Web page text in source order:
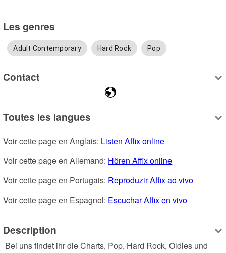
Les genres
Adult Contemporary Hard Rock Pop
Contact
Toutes les langues
Voir cette page en Anglais: Listen Affix online
Voir cette page en Allemand: Hören Affix online
Voir cette page en Portugais: Reproduzir Affix ao vivo
Voir cette page en Espagnol: Escuchar Affix en vivo
Description